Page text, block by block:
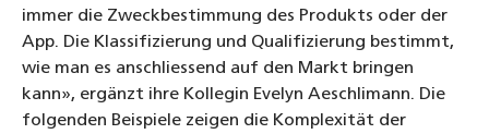
immer die Zweckbestimmung des Produkts oder der
App. Die Klassifizierung und Qualifizierung bestimmt,
wie man es anschliessend auf den Markt bringen
kann», ergänzt ihre Kollegin Evelyn Aeschlimann. Die
folgenden Beispiele zeigen die Komplexität der